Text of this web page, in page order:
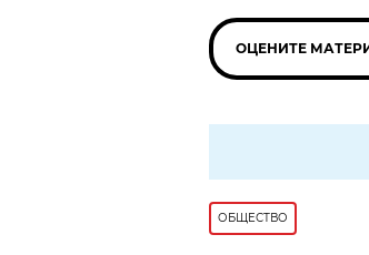
ОЦЕНИТЕ
ОБЩЕСТВО